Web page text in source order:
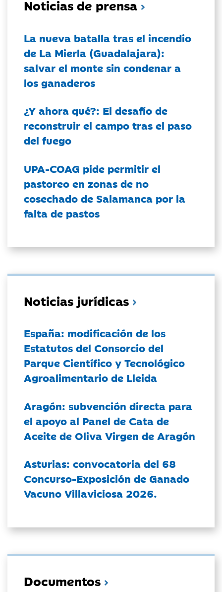
Noticias de prensa
La nueva batalla tras el incendio
de La Mierla (Guadalajara):
salvar el monte sin condenar a
los ganaderos
¿Y ahora qué?: El desafío de
reconstruir el campo tras el paso
del fuego
UPA-COAG pide permitir el
pastoreo en zonas de no
cosechado de Salamanca por la
falta de pastos
Noticias jurídicas
España: modificación de los
Estatutos del Consorcio del
Parque Científico y Tecnológico
Agroalimentario de Lleida
Aragón: subvención directa para
el apoyo al Panel de Cata de
Aceite de Oliva Virgen de Aragón
Asturias: convocatoria del 68
Concurso-Exposición de Ganado
Vacuno Villaviciosa 2026.
Documentos